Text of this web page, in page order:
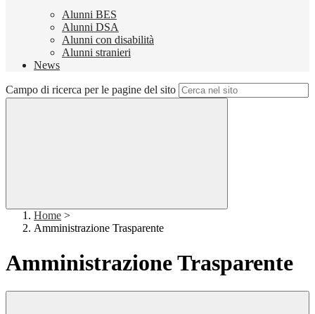
Alunni BES
Alunni DSA
Alunni con disabilità
Alunni stranieri
News
Campo di ricerca per le pagine del sito
Home >
Amministrazione Trasparente
Amministrazione Trasparente